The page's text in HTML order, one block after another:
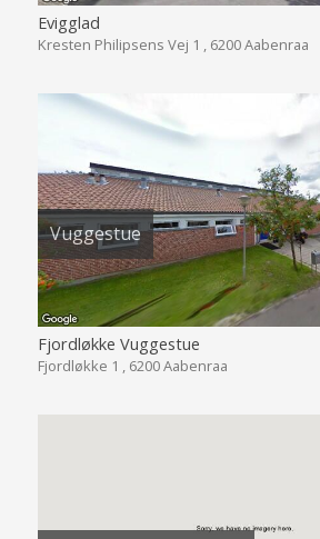
Evigglad
Kresten Philipsens Vej 1 , 6200 Aabenraa
Vuggestue
Fjordløkke Vuggestue
Fjordløkke 1 , 6200 Aabenraa